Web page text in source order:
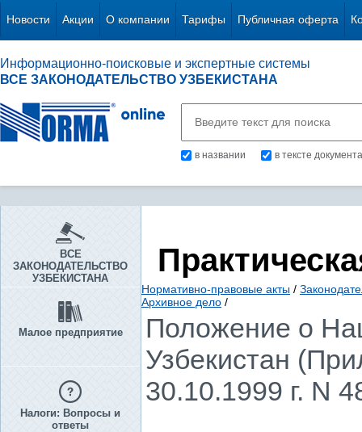
Новости Акции О компании Тарифы Публичная оферта
Информационно-поисковые и экспертные системы
ВСЕ ЗАКОНОДАТЕЛЬСТВО УЗБЕКИСТАНА
в названии в тексте документа
ВСЕ
ЗАКОНОДАТЕЛЬСТВО
УЗБЕКИСТАНА
Малое предприятие
Налоги: Вопросы и
ответы
Нормативно-правовые акты /
Архивное дело /
Положение о
Узбекистан
30.10.1999 г. N